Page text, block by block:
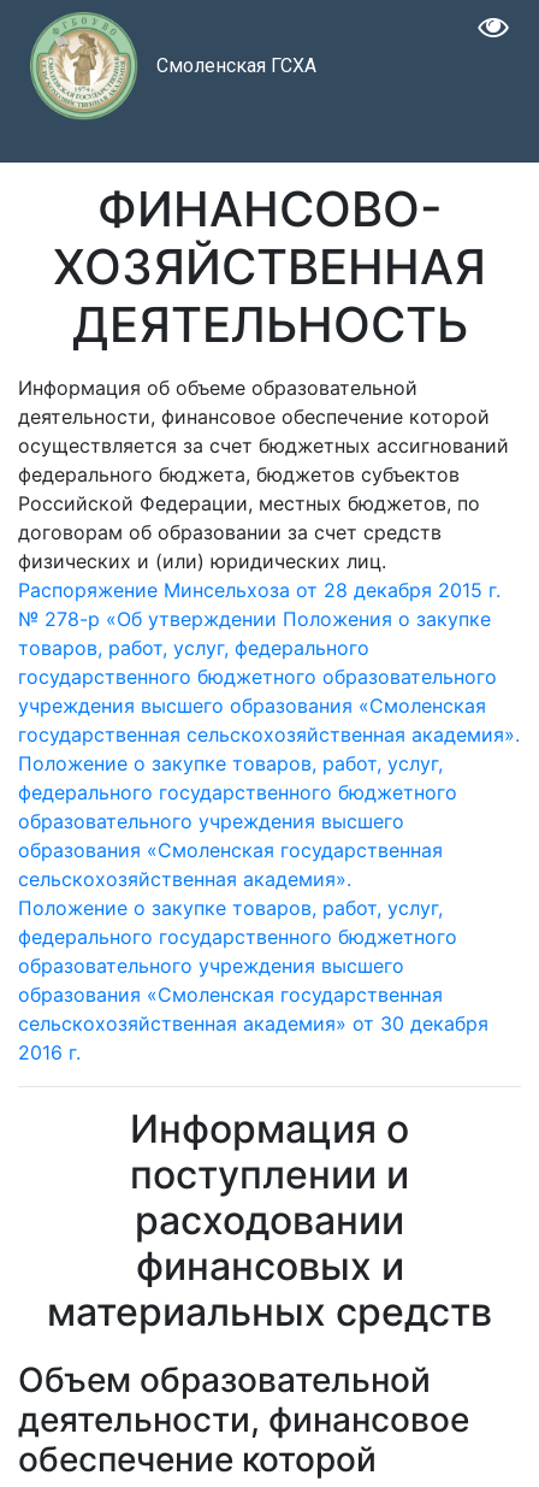
Смоленская ГСХА
ФИНАНСОВО-
ХОЗЯЙСТВЕННАЯ
ДЕЯТЕЛЬНОСТЬ
Информация об объеме образовательной
деятельности, финансовое обеспечение которой
осуществляется за счет бюджетных ассигнований
федерального бюджета, бюджетов субъектов
Российской Федерации, местных бюджетов, по
договорам об образовании за счет средств
физических и (или) юридических лиц.
Распоряжение Минсельхоза от 28 декабря 2015 г.
№ 278-р «Об утверждении Положения о закупке
товаров, работ, услуг, федерального
государственного бюджетного образовательного
учреждения высшего образования «Смоленская
государственная сельскохозяйственная академия».
Положение о закупке товаров, работ, услуг,
федерального государственного бюджетного
образовательного учреждения высшего
образования «Смоленская государственная
сельскохозяйственная академия».
Положение о закупке товаров, работ, услуг,
федерального государственного бюджетного
образовательного учреждения высшего
образования «Смоленская государственная
сельскохозяйственная академия» от 30 декабря
2016 г.
Информация о
поступлении и
расходовании
финансовых и
материальных средств
Объем образовательной
деятельности, финансовое
обеспечение которой